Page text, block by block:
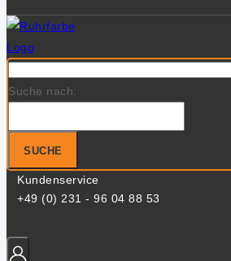
Suche nach:
SUCHE
Kundenservice
+49 (0) 231 - 96 04 88 53